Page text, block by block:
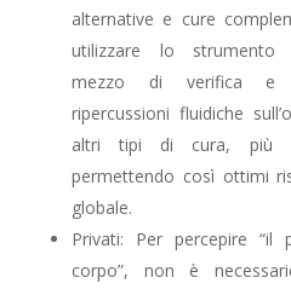
alternative e cure
utilizzare lo strumento
mezzo di verifica e
ripercussioni fluidiche
altri tipi di cura, più
permettendo così ottimi
globale.
Privati: Per percepire “il
corpo”, non è